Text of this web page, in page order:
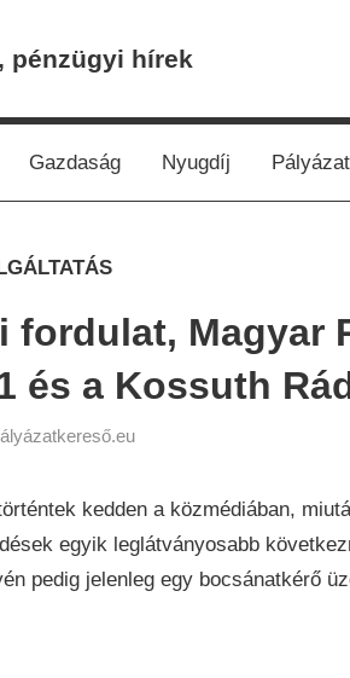
pénzügyi hírek
Gazdaság Nyugdíj
fordulat, Magyar
és a Kossuth
kedden a közmédiában,
egyik leglátványosabb
pedig jelenleg egy bocsánatkérő